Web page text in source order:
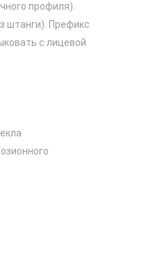
профиля).
штанги). Префикс
с лицевой